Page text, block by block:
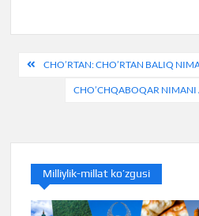
Post
menyusi
CHO’RTAN: CHO’RTAN BALIQ
CHO’CHQABOQAR
Milliylik-millat ko’zgusi